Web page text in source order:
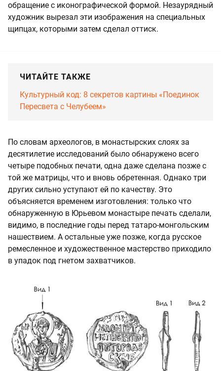
обращение с иконографической формой. Незаурядный
художник вырезал эти изображения на специальных
щипцах, которыми затем сделал оттиск.
ЧИТАЙТЕ ТАКЖЕ
Культурный код: 8 секретов картины «Поединок
Пересвета с Челубеем»
По словам археологов, в монастырских слоях за
десятилетие исследований было обнаружено всего
четыре подобных печати, одна даже сделана позже с
той же матрицы, что и вновь обретенная. Однако три
других сильно уступают ей по качеству. Это
объясняется временем изготовления: только что
обнаруженную в Юрьевом монастыре печать сделали,
видимо, в последние годы перед татаро-монгольским
нашествием. А остальные уже позже, когда русское
ремесленное и художественное мастерство приходило
в упадок под гнетом захватчиков.